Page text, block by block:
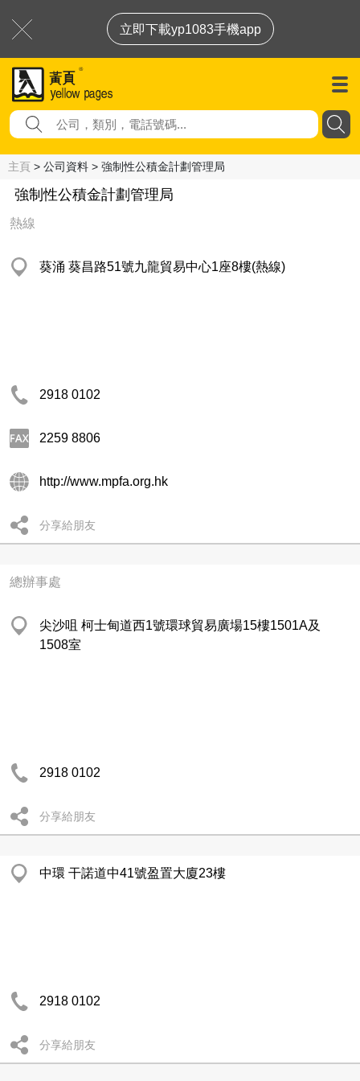
立即下載yp1083手機app
主頁 > 公司資料 > 強制性公積金計劃管理局
強制性公積金計劃管理局
熱線
葵涌 葵昌路51號九龍貿易中心1座8樓(熱線)
2918 0102
2259 8806
http://www.mpfa.org.hk
分享給朋友
總辦事處
尖沙咀 柯士甸道西1號環球貿易廣場15樓1501A及
1508室
2918 0102
分享給朋友
中環 干諾道中41號盈置大廈23樓
2918 0102
分享給朋友